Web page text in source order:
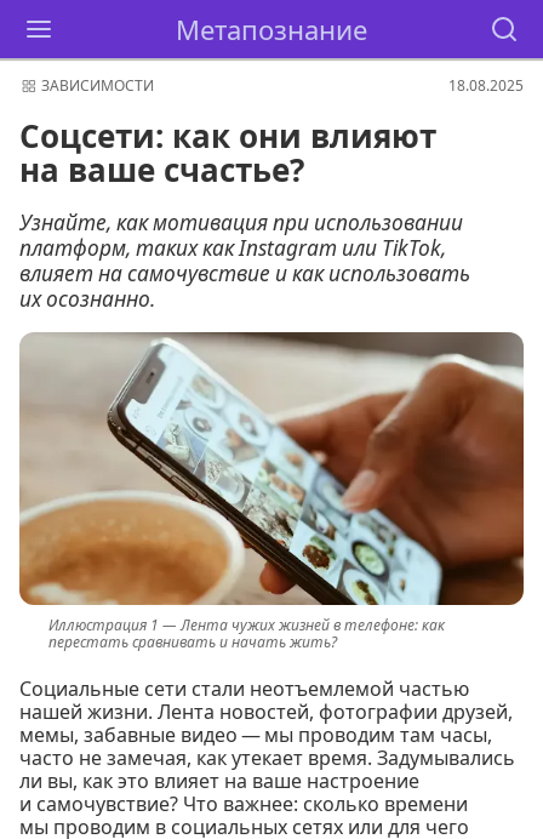
Метапознание
ЗАВИСИМОСТИ 18.08.2025
Соцсети: как они влияют
на ваше счастье?
Узнайте, как мотивация при использовании
платформ, таких как Instagram или TikTok,
влияет на самочувствие и как использовать
их осознанно.
Лента чужих жизней в телефоне: как
перестать сравнивать и начать жить?
Социальные сети стали неотъемлемой частью
нашей жизни. Лента новостей, фотографии друзей,
мемы, забавные видео — мы проводим там часы,
часто не замечая, как утекает время. Задумывались
ли вы, как это влияет на ваше настроение
и самочувствие? Что важнее: сколько времени
мы проводим в социальных сетях или для чего